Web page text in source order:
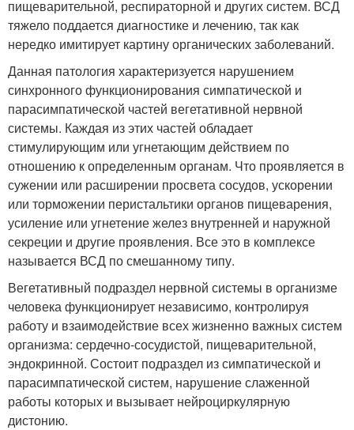
пищеварительной, респираторной и других систем. ВСД
тяжело поддается диагностике и лечению, так как
нередко имитирует картину органических заболеваний.
Данная патология характеризуется нарушением
синхронного функционирования симпатической и
парасимпатической частей вегетативной нервной
системы. Каждая из этих частей обладает
стимулирующим или угнетающим действием по
отношению к определенным органам. Что проявляется в
сужении или расширении просвета сосудов, ускорении
или торможении перистальтики органов пищеварения,
усиление или угнетение желез внутренней и наружной
секреции и другие проявления. Все это в комплексе
называется ВСД по смешанному типу.
Вегетативный подраздел нервной системы в организме
человека функционирует независимо, контролируя
работу и взаимодействие всех жизненно важных систем
организма: сердечно-сосудистой, пищеварительной,
эндокринной. Состоит подраздел из симпатической и
парасимпатической систем, нарушение слаженной
работы которых и вызывает нейроциркулярную
дистонию.